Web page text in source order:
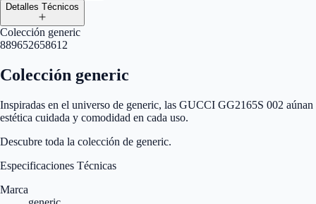
Detalles Técnicos
Colección generic
889652658612
Colección generic
Inspiradas en el universo de generic, las GUCCI GG2165S 002 aúnan
estética cuidada y comodidad en cada uso.
Descubre toda la colección de generic.
Especificaciones Técnicas
Marca